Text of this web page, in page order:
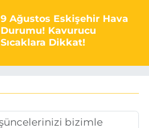
9 Ağustos Eskişehir Hava
Durumu! Kavurucu
Sıcaklara Dikkat!